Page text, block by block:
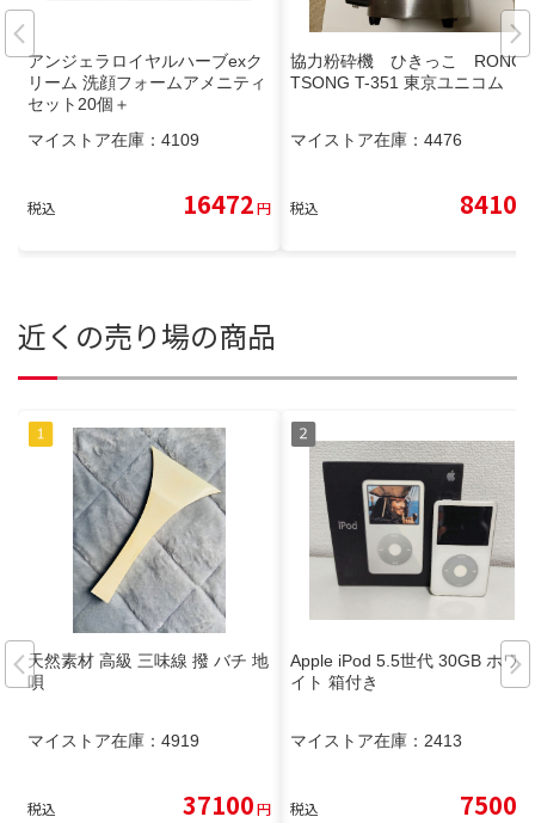
アンジェラロイヤルハーブexク
リーム 洗顔フォームアメニティ
セット20個＋
マイストア在庫： 4109
税込 16472円
協力粉砕機 ひきっこ RONG
TSONG T-351 東京ユニコム
マイストア在庫： 4476
税込 8410
近くの売り場の商品
天然素材 高級 三味線 撥 バチ 地
唄
マイストア在庫： 4919
税込 37100円
Apple iPod 5.5世代 30GB ホワ
イト 箱付き
マイストア在庫： 2413
税込 7500